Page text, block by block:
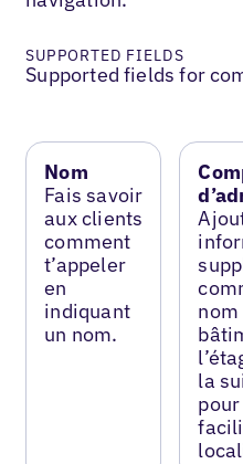
SUPPORTED FIELDS
Supported fields for
Nom
Fais savoir
aux clients
comment
t’appeler
en
indiquant
un nom.
nom
la
pour